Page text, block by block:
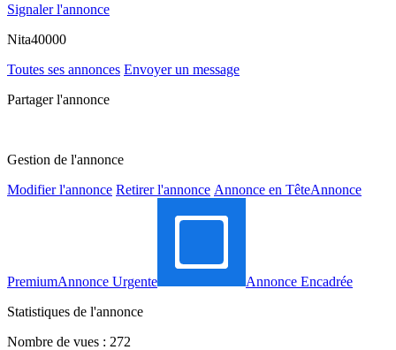
Signaler l'annonce
Nita40000
Toutes ses annonces Envoyer un message
Partager l'annonce
Gestion de l'annonce
Modifier l'annonce Retirer l'annonce Annonce en TêteAnnonce
PremiumAnnonce Urgente
Annonce Encadrée
Statistiques de l'annonce
Nombre de vues : 272